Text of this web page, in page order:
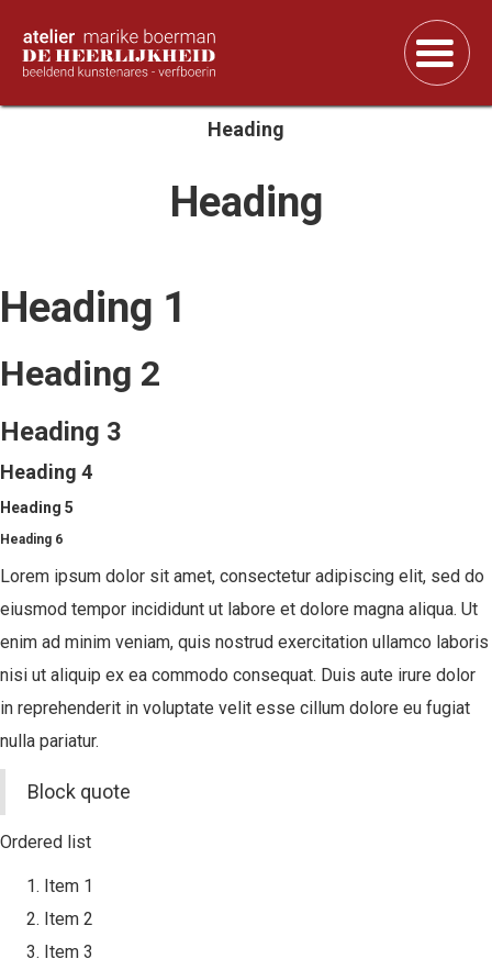
Heading
Heading
Heading 1
Heading 2
Heading 3
Heading 4
Heading 5
Heading 6
Lorem ipsum dolor sit amet, consectetur adipiscing elit, sed do
eiusmod tempor incididunt ut labore et dolore magna aliqua. Ut
enim ad minim veniam, quis nostrud exercitation ullamco laboris
nisi ut aliquip ex ea commodo consequat. Duis aute irure dolor
in reprehenderit in voluptate velit esse cillum dolore eu fugiat
nulla pariatur.
Block quote
Ordered list
Item 1
Item 2
Item 3